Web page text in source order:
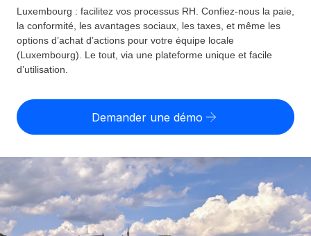
Paie multipays
Gérez la paie facilement et en toute conformité
Employer of record
Développez-vous à l’international sans frais liés aux
Pilotage 360 des freelances
Gestion des freelances
Intégrez et gérez vos freelances partout dans le monde
PEO
Sous-traitez les opérations complexes liées à l’emploi
COUVERTURE MONDIALE
Explorateur de pays
Toutes les informations sur l’emploi à l’international,
pays par pays
Explorateur des États-Unis (par État)
Simplifiez l’embauche à travers les différents États des
États-Unis
Comparer Remote
Examinez notre service par rapport aux autres
CROISSANCE
Ressources
OUTILS & CALCULATEURS
Outil de calcul du risque de requalification de
Calculateur du coût des employés
pays
Calculateur de paiement des freelances
Découvrez les devises disponibles et les vitesses de
paiement pour vos freelances internationaux
Tarification
Nederlands
Français
Connexion
Luxembourg : facilitez vos processus RH. Confiez-nous la paie,
la conformité, les avantages sociaux, les taxes, et même les
options d’achat d’actions pour votre équipe locale
(Luxembourg). Le tout, via une plateforme unique et facile
d’utilisation.
Demander une démo